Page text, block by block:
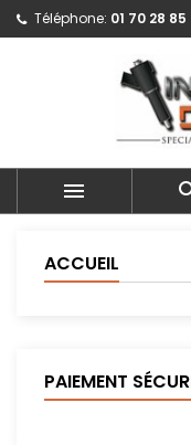
Téléphone: 01 70 28 85

ACCUEIL
PAIEMENT